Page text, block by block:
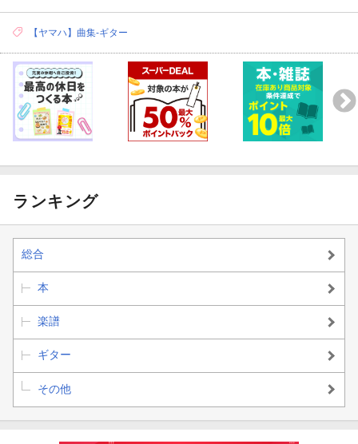
[12] I wanna see you / 阿部 真央
『カルピスウォーター』CMソング
【ヤマハ】曲集-ギター
ランキング
総合
本
楽譜
ギター
その他